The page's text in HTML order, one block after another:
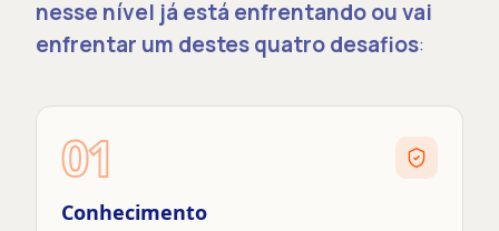
nesse nível já está enfrentando ou vai
enfrentar um destes quatro desafios:
01
Conhecimento